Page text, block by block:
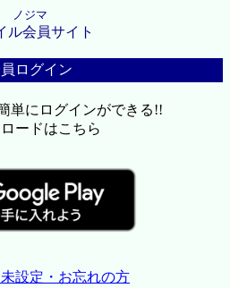
ノジマ
ル会員サイト
ログイン
単にログインができる!!
ードはこちら
設定・お忘れの方